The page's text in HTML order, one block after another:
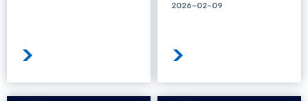
>
2026-02-09
>